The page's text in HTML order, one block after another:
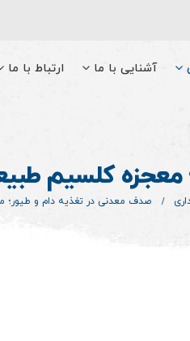
آشنایی با ما ارتباط با ما
کلسیم
صدف معدنی در تغذیه دام و طیور؛